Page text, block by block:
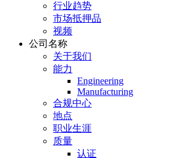
行业趋势
市场抵押品
视频
公司名称
关于我们
能力
Engineering
Manufacturing
合规中心
地点
职业生涯
质量
认证